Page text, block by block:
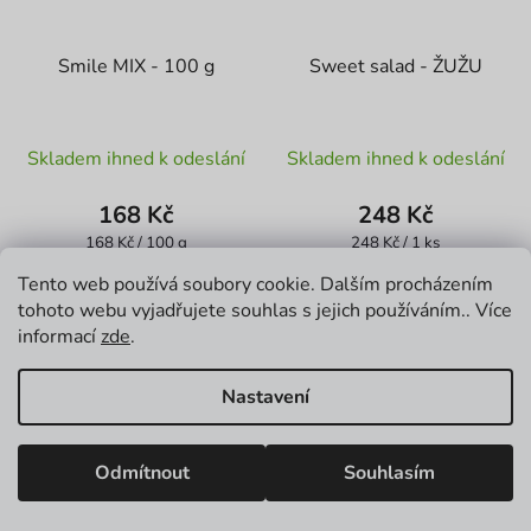
Tento web používá soubory cookie. Dalším procházením
tohoto webu vyjadřujete souhlas s jejich používáním.. Více
informací zde.
Nastavení
Odmítnout Souhlasím
Smile MIX - 100 g
Skladem ihned k odeslání
168 Kč
Měrná
168 Kč / 100 g
DO KOŠÍKU
Sweet salad - ŽUŽU
Skladem ihned k odeslání
248 Kč
Měrná
248 Kč / 1 ks
DO KOŠÍKU
NEJPRODÁVANĚJŠÍ